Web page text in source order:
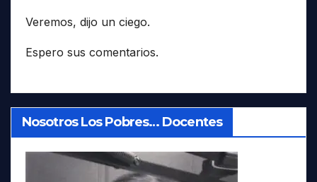
Veremos, dijo un ciego.
Espero sus comentarios.
Nosotros Los Pobres… Docentes